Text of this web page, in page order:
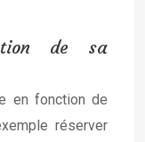
de sa
en fonction de
réserver